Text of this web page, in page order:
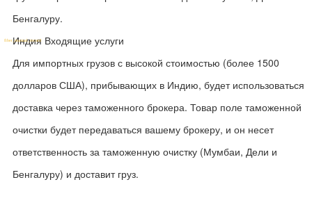
Бенгалуру.
Индия Входящие услуги
Для импортных грузов с высокой стоимостью (более 1500
долларов США), прибывающих в Индию, будет использоваться
доставка через таможенного брокера. Товар поле таможенной
очистки будет передаваться вашему брокеру, и он несет
ответственность за таможенную очистку (Мумбаи, Дели и
Бенгалуру) и доставит груз.